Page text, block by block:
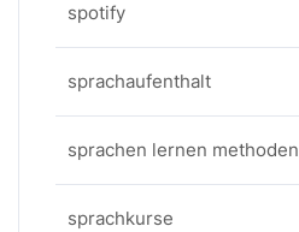
spotify
sprachaufenthalt
sprachen lernen methoden
sprachkurse